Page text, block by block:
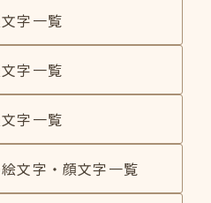
字一覧
字一覧
字一覧
文字・顔文字一覧